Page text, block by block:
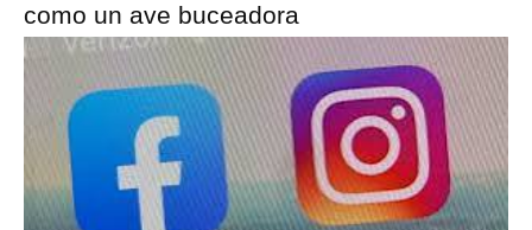
como un ave buceadora